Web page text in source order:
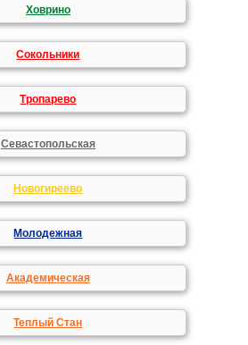
Ховрино
Сокольники
Тропарево
Севастопольская
Новогиреево
Молодежная
Академическая
Теплый Стан